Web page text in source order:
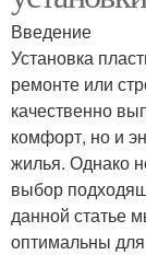
Введение
Установка
ремонте или
качественно
комфорт, но и
жилья. Однако
выбор
данной статье
оптимальны